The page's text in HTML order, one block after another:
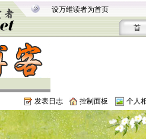
设万维读者为首页
首
发表日志 控制面板 个人